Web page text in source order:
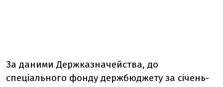
За даними Держказначейства, до
спеціального фонду держбюджету за січень-